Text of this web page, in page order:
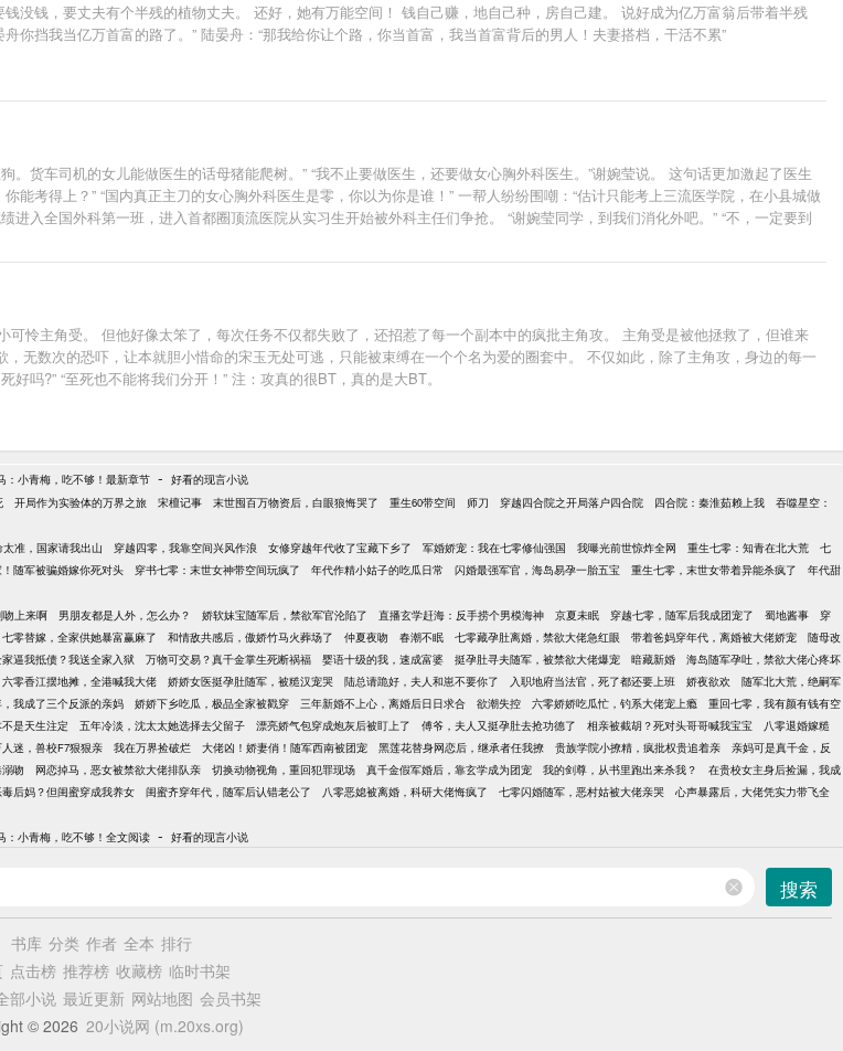
没钱，要丈夫有个半残的植物丈夫。 还好，她有万能空间！ 钱自己赚，地自己种，房自己建。 说好成为亿万富翁后带着半残
你挡我当亿万首富的路了。” 陆晏舟：“那我给你让个路，你当首富，我当首富背后的男人！夫妻搭档，干活不累”
货车司机的女儿能做医生的话母猪能爬树。” “我不止要做医生，还要做女心胸外科医生。”谢婉莹说。 这句话更加激起了医生
能考得上？” “国内真正主刀的女心胸外科医生是零，你以为你是谁！” 一帮人纷纷围嘲：“估计只能考上三流医学院，在小县城做
入全国外科第一班，进入首都圈顶流医院从实习生开始被外科主任们争抢。 “谢婉莹同学，到我们消化外吧。” “不，一定要到
谢婉莹独立完成全国最小年纪法洛四联症手术，代表国内心胸外科协会参加国际医学论坛，发表全球第一例微创心脏瓣膜修
师兄是首都圈里的抢手单身汉，把qq头像换成了谢师妹。 年轻老总是个美帅哥，天天跑来医院送花要送钻戒。 更别说一堆说
怜主角受。 但他好像太笨了，每次任务不仅都失败了，还招惹了每一个副本中的疯批主角攻。 主角受是被他拯救了，但谁来
无数次的恐吓，让本就胆小惜命的宋玉无处可逃，只能被束缚在一个个名为爱的圈套中。 不仅如此，除了主角攻，身边的每一
吗?” “至死也不能将我们分开！” 注：攻真的很BT，真的是大BT。
：小青梅，吃不够！最新章节 - 好看的现言小说
开局作为实验体的万界之旅 宋檀记事 末世囤百万物资后，白眼狼悔哭了 重生60带空间 师刀 穿越四合院之开局落户四合院 四合院：秦淮茹赖上我
吞噬星空：
准，国家请我出山 穿越四零，我靠空间兴风作浪 女修穿越年代收了宝藏下乡了 军婚娇宠：我在七零修仙强国 我曝光前世惊炸全网 重生七零：知青在北大荒
七
随军被骗婚嫁你死对头 穿书七零：末世女神带空间玩疯了 年代作精小姑子的吃瓜日常 闪婚最强军官，海岛易孕一胎五宝 重生七零，末世女带着异能杀疯了
年代甜
吻上来啊 男朋友都是人外，怎么办？ 娇软妹宝随军后，禁欲军官沦陷了 直播玄学赶海：反手捞个男模海神 京夏未眠 穿越七零，随军后我成团宠了 蜀地酱事
穿
七零替嫁，全家供她暴富赢麻了 和情敌共感后，傲娇竹马火葬场了 仲夏夜吻 春潮不眠 七零藏孕肚离婚，禁欲大佬急红眼 带着爸妈穿年代，离婚被大佬娇宠
随母改
逼我抵债？我送全家入狱 万物可交易？真千金掌生死断祸福 婴语十级的我，速成富婆 挺孕肚寻夫随军，被禁欲大佬爆宠 暗藏新婚
海岛随军孕吐，禁欲大佬心疼坏
六零香江摆地摊，全港喊我大佬 娇娇女医挺孕肚随军，被糙汉宠哭 陆总请跪好，夫人和崽不要你了 入职地府当法官，死了都还要上班 娇夜欲欢
随军北大荒，绝嗣军
我成了三个反派的亲妈 娇娇下乡吃瓜，极品全家被戳穿 三年新婚不上心，离婚后日日求合 欲潮失控 六零娇娇吃瓜忙，钓系大佬宠上瘾
重回七零，我有颜有钱有空
是天生注定 五年冷淡，沈太太她选择去父留子 漂亮娇气包穿成炮灰后被盯上了 傅爷，夫人又挺孕肚去抢功德了 相亲被截胡？死对头哥哥喊我宝宝
八零退婚嫁糙
迷，兽校F7狠狠亲 我在万界捡破烂 大佬凶！娇妻俏！随军西南被团宠 黑莲花替身网恋后，继承者任我撩 贵族学院小撩精，疯批权贵追着亲
亲妈可是真千金，反
吻 网恋掉马，恶女被禁欲大佬排队亲 切换动物视角，重回犯罪现场 真千金假军婚后，靠玄学成为团宠 我的剑尊，从书里跑出来杀我？
在贵校女主身后捡漏，我成
后妈？但闺蜜穿成我养女 闺蜜齐穿年代，随军后认错老公了 八零恶媳被离婚，科研大佬悔疯了 七零闪婚随军，恶村姑被大佬亲哭
心声暴露后，大佬凭实力带飞全
：小青梅，吃不够！全文阅读 - 好看的现言小说
搜索
书库 分类 作者 全本 排行
点击榜 推荐榜 收藏榜 临时书架
部小说 最近更新 网站地图 会员书架
© 2026 20小说网 (m.20xs.org)